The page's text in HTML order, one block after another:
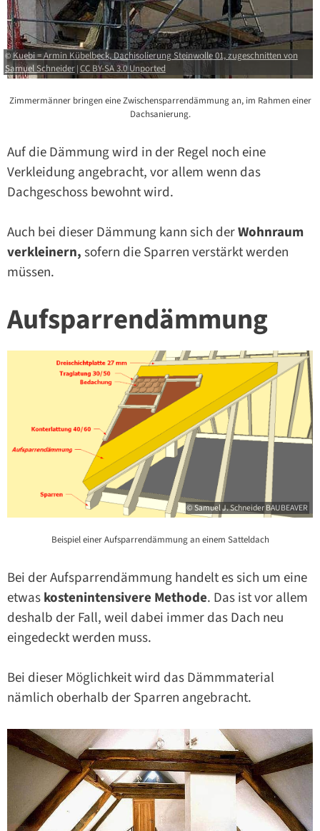
©Kuebi = Armin Kübelbeck, Dachisolierung Steinwolle 01, zugeschnitten von
Samuel Schneider|CC BY-SA 3.0 Unported
Zimmermänner bringen eine Zwischensparrendämmung an, im Rahmen einer
Dachsanierung.
Auf die Dämmung wird in der Regel noch eine
Verkleidung angebracht, vor allem wenn das
Dachgeschoss bewohnt wird.
Auch bei dieser Dämmung kann sich derWohnraum
verkleinern,sofern die Sparren verstärkt werden
müssen.
Aufsparrendämmung
© Samuel J. Schneider BAUBEAVER
Beispiel einer Aufsparrendämmung an einem Satteldach
Bei der Aufsparrendämmung handelt es sich um eine
etwaskostenintensivere Methode. Das ist vor allem
deshalb der Fall, weil dabei immer das Dach neu
eingedeckt werden muss.
Bei dieser Möglichkeit wird das Dämmmaterial
nämlich oberhalb der Sparren angebracht.